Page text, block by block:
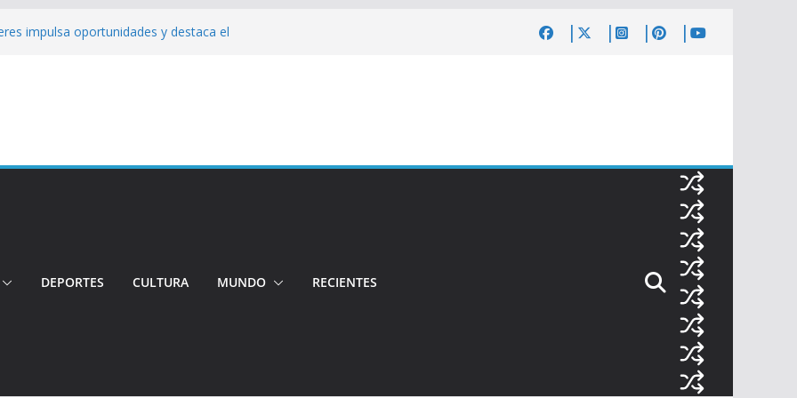
impulsa oportunidades y destaca el
candidatura para buscar la
su candidatura a la Alcaldía de Quito
DEPORTES CULTURA MUNDO RECIENTES